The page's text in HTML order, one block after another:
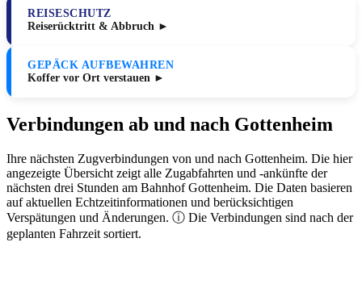
REISESCHUTZ
Reiserücktritt & Abbruch ►
GEPÄCK AUFBEWAHREN
Koffer vor Ort verstauen ►
Verbindungen ab und nach Gottenheim
Ihre nächsten Zugverbindungen von und nach Gottenheim. Die hier
angezeigte Übersicht zeigt alle Zugabfahrten und -ankünfte der
nächsten drei Stunden am Bahnhof Gottenheim. Die Daten basieren
auf aktuellen Echtzeitinformationen und berücksichtigen
Verspätungen und Änderungen. ⓘ Die Verbindungen sind nach der
geplanten Fahrzeit sortiert.